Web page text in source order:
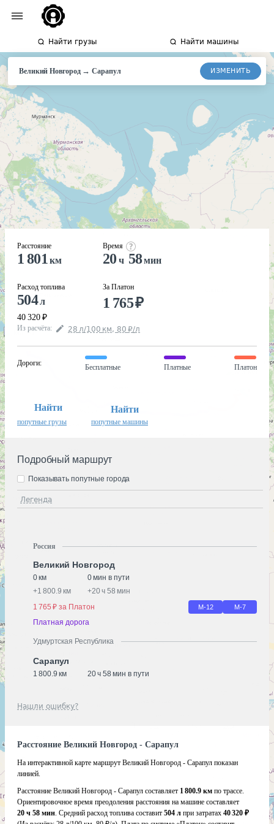
Найти грузы Найти машины
Великий Новгород→Сарапул ИЗМЕНИТЬ
Расстояние
1 801 км
Расход топлива
504л
40 320 ₽
Время
20 ч 58мин
За Платон
1 765₽
Из расчёта: 28 л/100 км, 80 ₽/л
Дороги:
Бесплатные Платные Платон
Найти
попутные грузы
Найти
попутные машины
Подробный маршрут
Легенда
Показывать попутные города
Россия
Великий Новгород
0 км
0 мин в пути
+1 800.9 км +20 ч 58 мин
1 765 ₽ за Платон
М-12 М-7
Платная дорога
Удмуртская Республика
Сарапул
1 800.9 км 20 ч 58 мин в пути
Нашли ошибку?
Расстояние Великий Новгород - Сарапул
На интерактивной карте маршрут Великий Новгород - Сарапул показан
линией.
Расстояние Великий Новгород - Сарапул составляет 1 800.9 км по трассе.
Ориентировочное время преодоления расстояния на машине составляет
20 ч 58 мин. Средний расход топлива составит 504 л при затратах 40 320 ₽